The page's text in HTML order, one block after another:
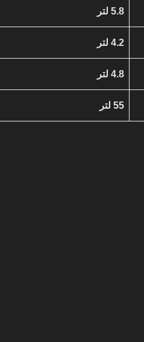
5.8 لتر
4.2 لتر
4.8 لتر
55 لتر